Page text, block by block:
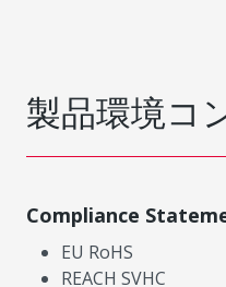
製品環境コ
Compliance
EU RoHS
REACH SVHC